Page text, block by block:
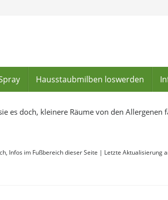
Hausstaubmilben loswerden
es doch, kleinere Räume von den
Infos im Fußbereich dieser Seite | Letzte